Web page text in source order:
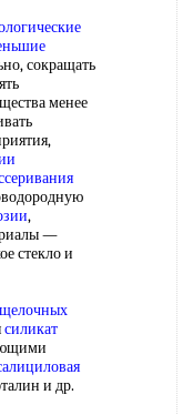
сокращать
менее
,
—
стекло и
щелочных
силикат
и др.